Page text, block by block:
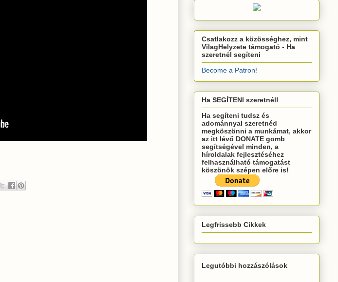
Csatlakozz a közösséghez, mint
VilagHelyzete támogató - Ha
szeretnél segíteni
Become a Patron!
Ha SEGÍTENI szeretnél!
Ha segíteni tudsz és
adománnyal szeretnéd
megköszönni a munkámat, akkor
az itt lévő DONATE gomb
segítségével minden, a
híroldalak fejlesztéséhez
felhasználható támogatást
köszönök szépen előre is!
Legfrissebb Cikkek
Legutóbbi hozzászólások